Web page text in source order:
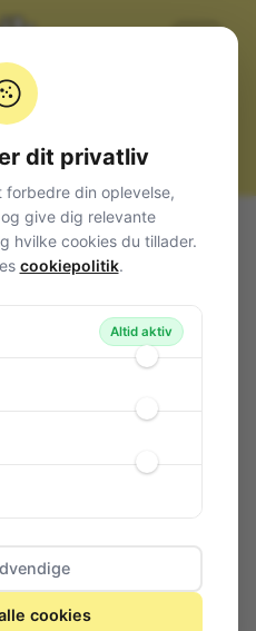
IC, diverse
CRT Driver TO-220/11
dit privatliv
din oplevelse,
give dig relevante
hvilke cookies du tillader.
cookiepolitik.
Altid aktiv
cookies